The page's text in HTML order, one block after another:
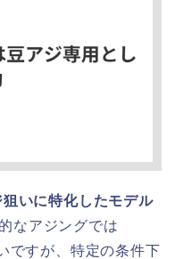
狙いに特化したモデル
なアジングでは
ですが、特定の条件下